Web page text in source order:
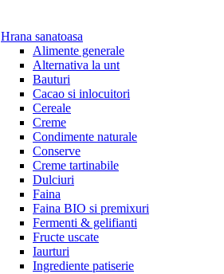
Hrana sanatoasa
Alimente generale
Alternativa la unt
Bauturi
Cacao si inlocuitori
Cereale
Creme
Condimente naturale
Conserve
Creme tartinabile
Dulciuri
Faina
Faina BIO si premixuri
Fermenti & gelifianti
Fructe uscate
Iaurturi
Ingrediente patiserie